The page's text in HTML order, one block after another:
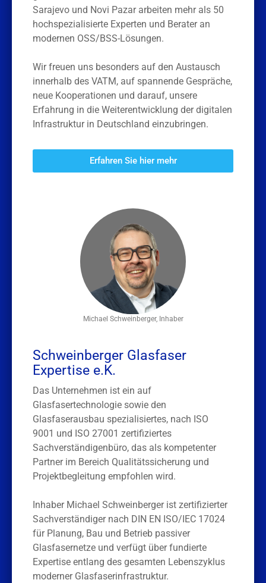
Sarajevo und Novi Pazar arbeiten mehr als 50
hochspezialisierte Experten und Berater an
modernen OSS/BSS-Lösungen.
Wir freuen uns besonders auf den Austausch
innerhalb des VATM, auf spannende Gespräche,
neue Kooperationen und darauf, unsere
Erfahrung in die Weiterentwicklung der digitalen
Infrastruktur in Deutschland einzubringen.
Erfahren Sie hier mehr
Michael Schweinberger, Inhaber
Schweinberger Glasfaser
Expertise e.K.
Das Unternehmen ist ein auf
Glasfasertechnologie sowie den
Glasfaserausbau spezialisiertes, nach ISO
9001 und ISO 27001 zertifiziertes
Sachverständigenbüro, das als kompetenter
Partner im Bereich Qualitätssicherung und
Projektbegleitung empfohlen wird.
Inhaber Michael Schweinberger ist zertifizierter
Sachverständiger nach DIN EN ISO/IEC 17024
für Planung, Bau und Betrieb passiver
Glasfasernetze und verfügt über fundierte
Expertise entlang des gesamten Lebenszyklus
moderner Glasfaserinfrastruktur.